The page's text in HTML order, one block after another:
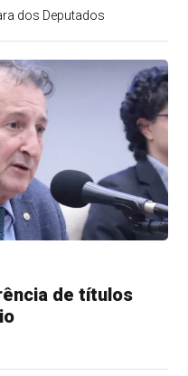
dos Deputados
de títulos